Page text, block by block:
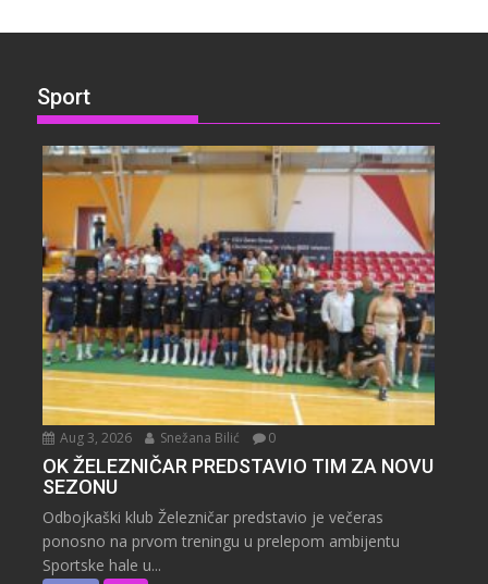
Sport
Aug 3, 2026 Snežana Bilić 0
OK ŽELEZNIČAR PREDSTAVIO TIM ZA NOVU
SEZONU
Odbojkaški klub Železničar predstavio je večeras
ponosno na prvom treningu u prelepom ambijentu
Sportske hale u...